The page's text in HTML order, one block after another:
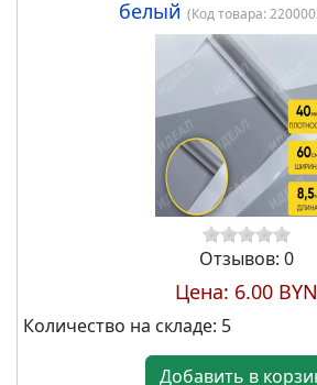
Набор коробок
"Шайбы",20.7х10,5см,
14х7,5см 3шт. розовый
Набор коробок "Сердце" с
прозр.крышкой, 3шт.
см / 30,4х29,2х12,4 см /
Пленка цветная 60см
белый(Код товара:
Отзывов: 0
Цена:
Количество на складе:5